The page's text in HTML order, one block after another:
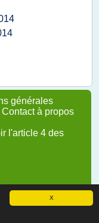
X
générales
Contact à propos
l'article 4 des